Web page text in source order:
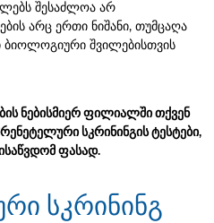
შესაძლოა არ
არც ერთი ნიშანი, თუმცაღა
ბიოლოგიური შვილებისთვის
ნებისმიერ ფილიალში თქვენ
სკრინინგის ტესტები,
ფასად.
სკრინინგ